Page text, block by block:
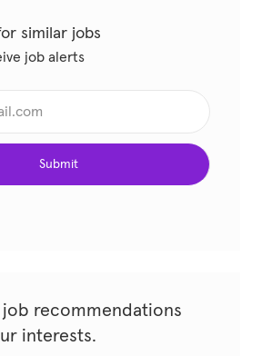
similar jobs
job alerts
Submit
recommendations
interests.